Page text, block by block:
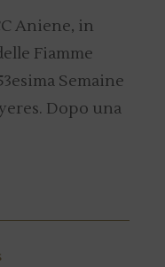
Aniene, in
Fiamme
Semaine
Dopo una